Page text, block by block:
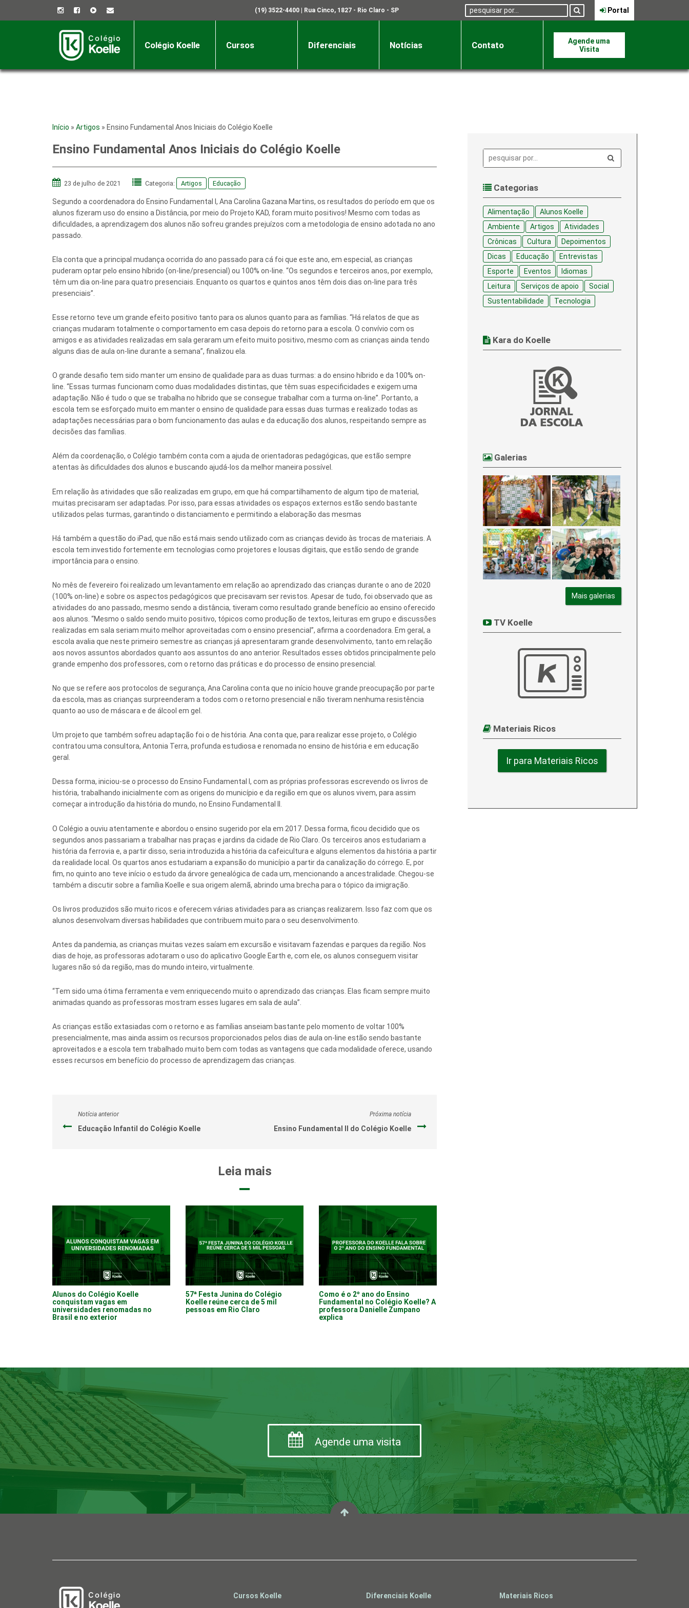
(19) 3522-4400 | Rua Cinco, 1827 - Rio Claro - SP Pesquisa: Portal
Colégio Koelle Cursos Diferenciais Notícias Contato
Agende uma
Visita
Início » Artigos » Ensino Fundamental Anos Iniciais do Colégio Koelle
Ensino Fundamental Anos Iniciais do Colégio Koelle
23 de julho de 2021 Categoria: Artigos Educação
Segundo a coordenadora do Ensino Fundamental I, Ana Carolina Gazana Martins, os resultados do período em que os
alunos fizeram uso do ensino a Distância, por meio do Projeto KAD, foram muito positivos! Mesmo com todas as
dificuldades, a aprendizagem dos alunos não sofreu grandes prejuízos com a metodologia de ensino adotada no ano
passado.
Ela conta que a principal mudança ocorrida do ano passado para cá foi que este ano, em especial, as crianças
puderam optar pelo ensino híbrido (on-line/presencial) ou 100% on-line. “Os segundos e terceiros anos, por exemplo,
têm um dia on-line para quatro presenciais. Enquanto os quartos e quintos anos têm dois dias on-line para três
presenciais”.
Esse retorno teve um grande efeito positivo tanto para os alunos quanto para as famílias. “Há relatos de que as
crianças mudaram totalmente o comportamento em casa depois do retorno para a escola. O convívio com os
amigos e as atividades realizadas em sala geraram um efeito muito positivo, mesmo com as crianças ainda tendo
alguns dias de aula on-line durante a semana”, finalizou ela.
O grande desafio tem sido manter um ensino de qualidade para as duas turmas: a do ensino híbrido e da 100% on-
line. “Essas turmas funcionam como duas modalidades distintas, que têm suas especificidades e exigem uma
adaptação. Não é tudo o que se trabalha no híbrido que se consegue trabalhar com a turma on-line”. Portanto, a
escola tem se esforçado muito em manter o ensino de qualidade para essas duas turmas e realizado todas as
adaptações necessárias para o bom funcionamento das aulas e da educação dos alunos, respeitando sempre as
decisões das famílias.
Além da coordenação, o Colégio também conta com a ajuda de orientadoras pedagógicas, que estão sempre
atentas às dificuldades dos alunos e buscando ajudá-los da melhor maneira possível.
Em relação às atividades que são realizadas em grupo, em que há compartilhamento de algum tipo de material,
muitas precisaram ser adaptadas. Por isso, para essas atividades os espaços externos estão sendo bastante
utilizados pelas turmas, garantindo o distanciamento e permitindo a elaboração das mesmas
Há também a questão do iPad, que não está mais sendo utilizado com as crianças devido às trocas de materiais. A
escola tem investido fortemente em tecnologias como projetores e lousas digitais, que estão sendo de grande
importância para o ensino.
No mês de fevereiro foi realizado um levantamento em relação ao aprendizado das crianças durante o ano de 2020
(100% on-line) e sobre os aspectos pedagógicos que precisavam ser revistos. Apesar de tudo, foi observado que as
atividades do ano passado, mesmo sendo a distância, tiveram como resultado grande benefício ao ensino oferecido
aos alunos. “Mesmo o saldo sendo muito positivo, tópicos como produção de textos, leituras em grupo e discussões
realizadas em sala seriam muito melhor aproveitadas com o ensino presencial”, afirma a coordenadora. Em geral, a
escola avalia que neste primeiro semestre as crianças já apresentaram grande desenvolvimento, tanto em relação
aos novos assuntos abordados quanto aos assuntos do ano anterior. Resultados esses obtidos principalmente pelo
grande empenho dos professores, com o retorno das práticas e do processo de ensino presencial.
No que se refere aos protocolos de segurança, Ana Carolina conta que no início houve grande preocupação por parte
da escola, mas as crianças surpreenderam a todos com o retorno presencial e não tiveram nenhuma resistência
quanto ao uso de máscara e de álcool em gel.
Um projeto que também sofreu adaptação foi o de história. Ana conta que, para realizar esse projeto, o Colégio
contratou uma consultora, Antonia Terra, profunda estudiosa e renomada no ensino de história e em educação
geral.
Dessa forma, iniciou-se o processo do Ensino Fundamental I, com as próprias professoras escrevendo os livros de
história, trabalhando inicialmente com as origens do município e da região em que os alunos vivem, para assim
começar a introdução da história do mundo, no Ensino Fundamental II.
O Colégio a ouviu atentamente e abordou o ensino sugerido por ela em 2017. Dessa forma, ficou decidido que os
segundos anos passariam a trabalhar nas praças e jardins da cidade de Rio Claro. Os terceiros anos estudariam a
história da ferrovia e, a partir disso, seria introduzida a história da cafeicultura e alguns elementos da história a partir
da realidade local. Os quartos anos estudariam a expansão do município a partir da canalização do córrego. E, por
fim, no quinto ano teve início o estudo da árvore genealógica de cada um, mencionando a ancestralidade. Chegou-se
também a discutir sobre a família Koelle e sua origem alemã, abrindo uma brecha para o tópico da imigração.
Os livros produzidos são muito ricos e oferecem várias atividades para as crianças realizarem. Isso faz com que os
alunos desenvolvam diversas habilidades que contribuem muito para o seu desenvolvimento.
Antes da pandemia, as crianças muitas vezes saíam em excursão e visitavam fazendas e parques da região. Nos
dias de hoje, as professoras adotaram o uso do aplicativo Google Earth e, com ele, os alunos conseguem visitar
lugares não só da região, mas do mundo inteiro, virtualmente.
“Tem sido uma ótima ferramenta e vem enriquecendo muito o aprendizado das crianças. Elas ficam sempre muito
animadas quando as professoras mostram esses lugares em sala de aula”.
As crianças estão extasiadas com o retorno e as famílias anseiam bastante pelo momento de voltar 100%
presencialmente, mas ainda assim os recursos proporcionados pelos dias de aula on-line estão sendo bastante
aproveitados e a escola tem trabalhado muito bem com todas as vantagens que cada modalidade oferece, usando
esses recursos em benefício do processo de aprendizagem das crianças.
Notícia anterior
Educação Infantil do Colégio Koelle
Próxima notícia
Ensino Fundamental II do Colégio Koelle
Leia mais
Alunos do Colégio Koelle
conquistam vagas em
universidades renomadas no
Brasil e no exterior
57ª Festa Junina do Colégio
Koelle reúne cerca de 5 mil
pessoas em Rio Claro
Como é o 2º ano do Ensino
Fundamental no Colégio Koelle? A
professora Danielle Zumpano
explica
Pesquisa:
Categorias
Alimentação
Alunos Koelle
Ambiente
Artigos
Atividades
Crônicas
Cultura
Depoimentos
Dicas
Educação
Entrevistas
Esporte
Eventos
Idiomas
Leitura
Serviços de apoio
Social
Sustentabilidade
Tecnologia
Kara do Koelle
Galerias
Mais galerias
TV Koelle
Materiais Ricos
Ir para Materiais Ricos
Agende uma visita
Cursos Koelle Diferenciais Koelle Materiais Ricos